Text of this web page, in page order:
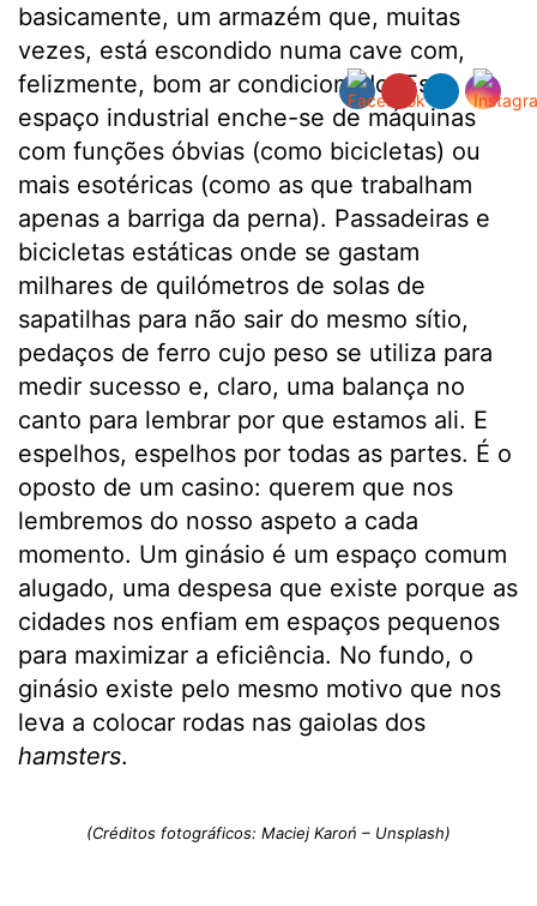
basicamente, um armazém que, muitas
vezes, está escondido numa cave com,
felizmente, bom ar condicionado. Este
espaço industrial enche-se de máquinas
com funções óbvias (como bicicletas) ou
mais esotéricas (como as que trabalham
apenas a barriga da perna). Passadeiras e
bicicletas estáticas onde se gastam
milhares de quilómetros de solas de
sapatilhas para não sair do mesmo sítio,
pedaços de ferro cujo peso se utiliza para
medir sucesso e, claro, uma balança no
canto para lembrar por que estamos ali. E
espelhos, espelhos por todas as partes. É o
oposto de um casino: querem que nos
lembremos do nosso aspeto a cada
momento. Um ginásio é um espaço comum
alugado, uma despesa que existe porque as
cidades nos enfiam em espaços pequenos
para maximizar a eficiência. No fundo, o
ginásio existe pelo mesmo motivo que nos
leva a colocar rodas nas gaiolas dos
hamsters.
(Créditos fotográficos: Maciej Karoń – Unsplash)